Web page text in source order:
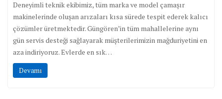
Deneyimli teknik ekibimiz, tüm marka ve model çamaşır
makinelerinde oluşan arızaları kısa sürede tespit ederek kalıcı
çözümler üretmektedir. Güngören’in tüm mahallelerine aynı
gün servis desteği sağlayarak müşterilerimizin mağduriyetini en
aza indiriyoruz. Evlerde en sık…
Devamı